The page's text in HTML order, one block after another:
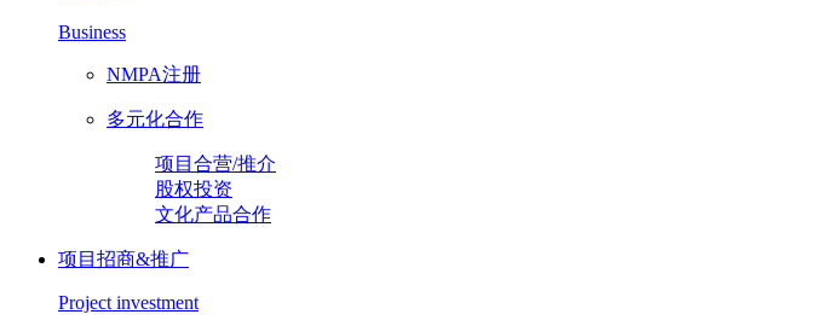
Business
NMPA注册
多元化合作
项目合营/推介
股权投资
文化产品合作
项目招商&推广
Project investment